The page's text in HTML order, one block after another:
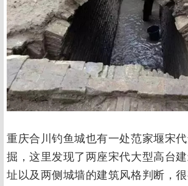
重庆合川钓鱼城也有一处范家堰宋
掘，这里发现了两座宋代大型高台
址以及两侧城墙的建筑风格判断，